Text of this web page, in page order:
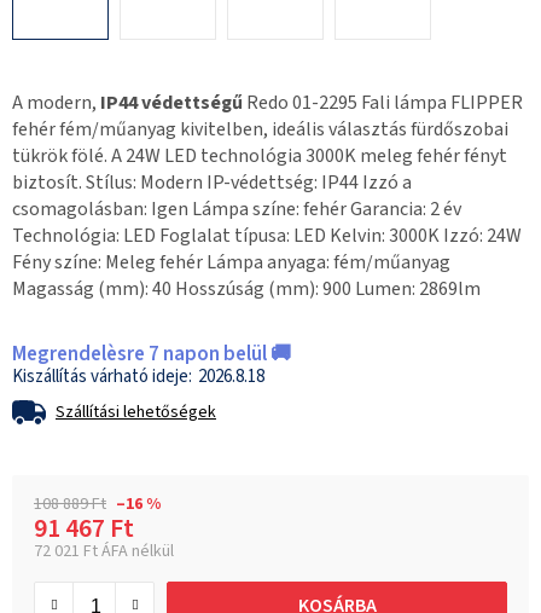
A modern, IP44 védettségű Redo 01-2295 Fali lámpa FLIPPER
fehér fém/műanyag kivitelben, ideális választás fürdőszobai
tükrök fölé. A 24W LED technológia 3000K meleg fehér fényt
biztosít. Stílus: Modern IP-védettség: IP44 Izzó a
csomagolásban: Igen Lámpa színe: fehér Garancia: 2 év
Technológia: LED Foglalat típusa: LED Kelvin: 3000K Izzó: 24W
Fény színe: Meleg fehér Lámpa anyaga: fém/műanyag
Magasság (mm): 40 Hosszúság (mm): 900 Lumen: 2869lm
Megrendelèsre 7 napon belül 🚚
2026.8.18
Szállítási lehetőségek
108 889 Ft –16 %
91 467 Ft
72 021 Ft ÁFA nélkül
KOSÁRBA